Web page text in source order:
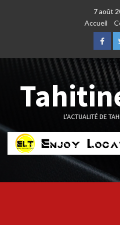
7 août
Accueil
L'ACTUALITÉ DE